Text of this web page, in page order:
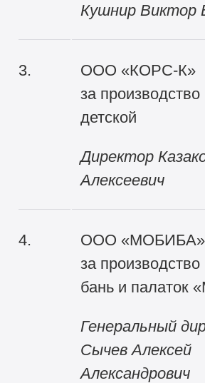
Кушнир Виктор
3.
ООО «КОРС-К»
за
детской
Директор
Алексеевич
4.
ООО «МОБИБА»
за
бань и палаток
Генеральный
Сычев Алексей
Александрович